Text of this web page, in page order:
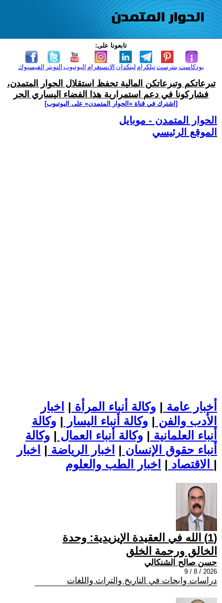
تابعونا على:
الفيسبوك التويتر اليوتيوب الانستغرام لينكدإن تيلكرامبنترست بودكاست
تبرعاتكم وتبرعاتكن المالية تحفظ استقلال الحوار المتمدن،
فشاركونا في دعم استمرارية هذا الفضاء اليساري الحر
[اشترك في قناة ‫«الحوار المتمدن» على اليوتيوب]
الحوار المتمدن - موبايل
الموقع الرئيسي
أخبار عامة | وكالة أنباء المرأة | اخبار
الأدب والفن | وكالة أنباء اليسار | وكالة
أنباء العلمانية | وكالة أنباء العمال | وكالة
أنباء حقوق الإنسان | اخبار الرياضة | اخبار
الاقتصاد | |
(1) الله في العقيدة الإيزيدية: وحدة
الخالق ورحمة الخلق
حسن صالح الشنكالي
2026 / 8 / 9
دراسات وابحاث في التاريخ والتراث واللغات